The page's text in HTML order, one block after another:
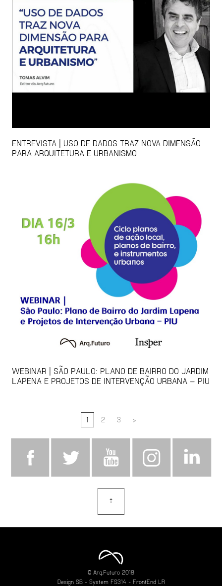
ENTREVISTA | USO DE DADOS TRAZ NOVA DIMENSÃO
PARA ARQUITETURA E URBANISMO
WEBINAR | SÃO PAULO: PLANO DE BAIRRO DO JARDIM
LAPENA E PROJETOS DE INTERVENÇÃO URBANA – PIU
1 2 3 >
⇡
© Arq.Futuro 2018
Design SB- System FS314 - FrontEnd LR